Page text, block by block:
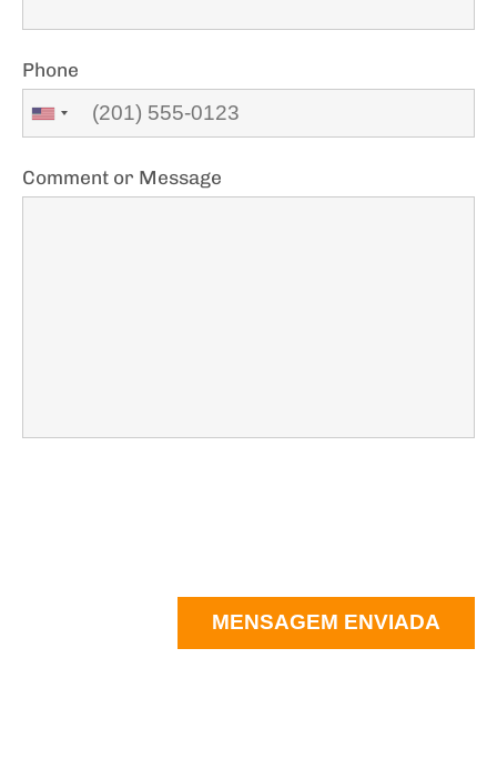
Phone
Comment or Message
MENSAGEM ENVIADA